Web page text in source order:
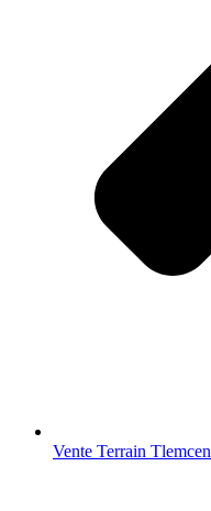
Vente Terrain Tlemcen